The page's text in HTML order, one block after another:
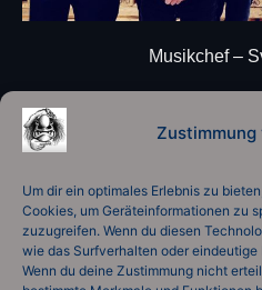
Um dir ein optimales Erlebnis zu
Cookies, um Geräteinformationen zu
zuzugreifen. Wenn du diesen
wie das Surfverhalten oder
Wenn du deine Zustimmung nicht
Musikchef –
Schriftführer
PR